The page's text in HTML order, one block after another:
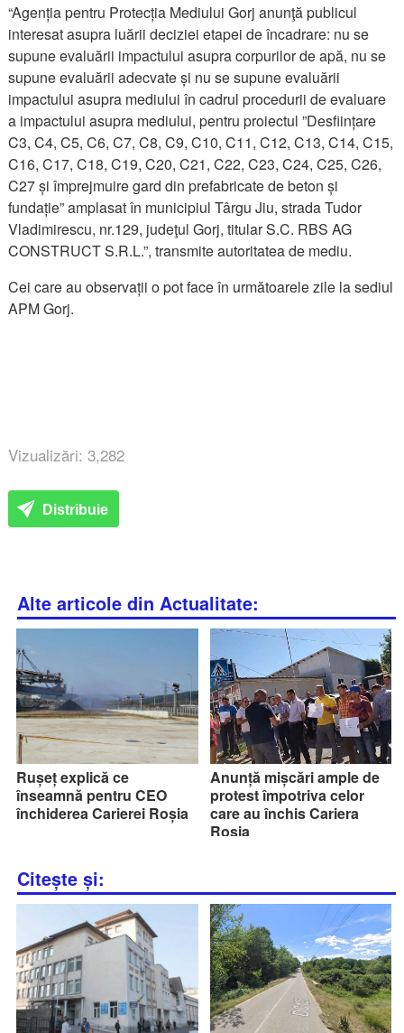
“Agenția pentru Protecția Mediului Gorj anunţă publicul
interesat asupra luării deciziei etapei de încadrare: nu se
supune evaluării impactului asupra corpurilor de apă, nu se
supune evaluării adecvate și nu se supune evaluării
impactului asupra mediului în cadrul procedurii de evaluare
a impactului asupra mediului, pentru proiectul ”Desființare
C3, C4, C5, C6, C7, C8, C9, C10, C11, C12, C13, C14, C15,
C16, C17, C18, C19, C20, C21, C22, C23, C24, C25, C26,
C27 și împrejmuire gard din prefabricate de beton și
fundație” amplasat în municipiul Târgu Jiu, strada Tudor
Vladimirescu, nr.129, judeţul Gorj, titular S.C. RBS AG
CONSTRUCT S.R.L.”, transmite autoritatea de mediu.
Cei care au observații o pot face în următoarele zile la sediul
APM Gorj.
Vizualizări: 3,282
Distribuie
Alte articole din Actualitate:
Rușeț explică ce
înseamnă pentru CEO
închiderea Carierei Roșia
Anunță mișcări ample de
protest împotriva celor
care au închis Cariera
Roșia
Citește și: